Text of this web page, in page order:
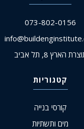
073-802-0156
הארץ 8, תל אביב
קטגוריות
קורסי בנייה
מים ותשתיות